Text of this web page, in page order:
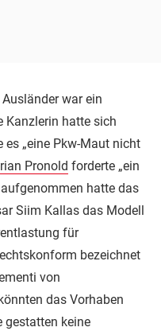
war ein
Kanzlerin hatte sich
„eine Pkw-Maut nicht
Pronold forderte „ein
hatte das
Siim Kallas das Modell
für
bezeichnet
von
das Vorhaben
gestatten keine